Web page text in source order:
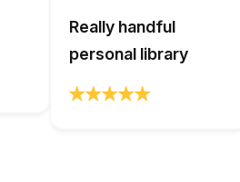
Really handful
personal library